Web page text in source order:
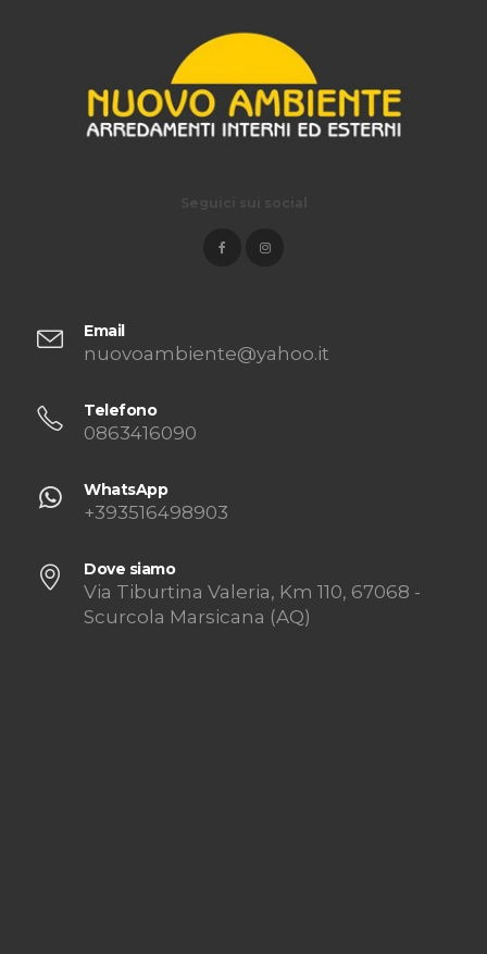
Email
nuovoambiente@yahoo.it
Telefono
0863416090
WhatsApp
+393516498903
Dove siamo
Via Tiburtina Valeria, Km 110, 67068 -
Scurcola Marsicana (AQ)